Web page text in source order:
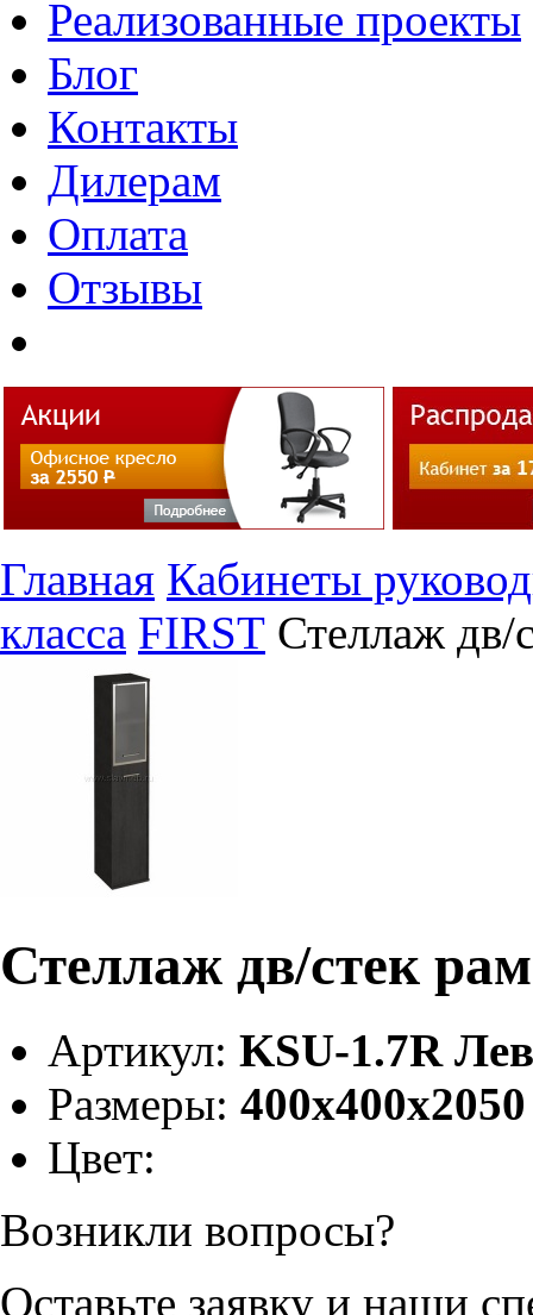
Реализованные проекты
Блог
Контакты
Дилерам
Оплата
Отзывы
Главная Кабинеты
класса FIRST Стеллаж дв/
Стеллаж дв/стек
Артикул: KSU-1.7R
Размеры: 400х400х2050
Цвет:
Возникли вопросы?
Оставьте заявку и наши